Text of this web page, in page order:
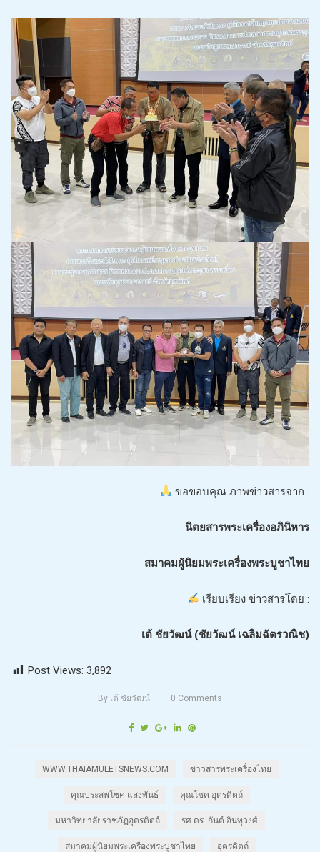
ขอขอบคุณ ภาพข่าวสารจาก :
นิตยสารพระเครื่องอภินิหาร
สมาคมผู้นิยมพระเครื่องพระบูชาไทย
เรียบเรียง ข่าวสารโดย :
เต้ ชัยวัฒน์ (ชัยวัฒน์ เฉลิมฉัตรวณิช)
Post Views: 3,892
By เต้ ชัยวัฒน์ 0 Comments
WWW.THAIAMULETSNEWS.COM ข่าวสารพระเครื่องไทย
คุณประสพโชค แสงพันธ์ คุณโชค อุตรดิตถ์
มหาวิทยาลัยราชภัฏอุตรดิตถ์ รศ.ดร. กันต์ อินทุวงศ์
สมาคมผู้นิยมพระเครื่องพระบูชาไทย อุตรดิตถ์